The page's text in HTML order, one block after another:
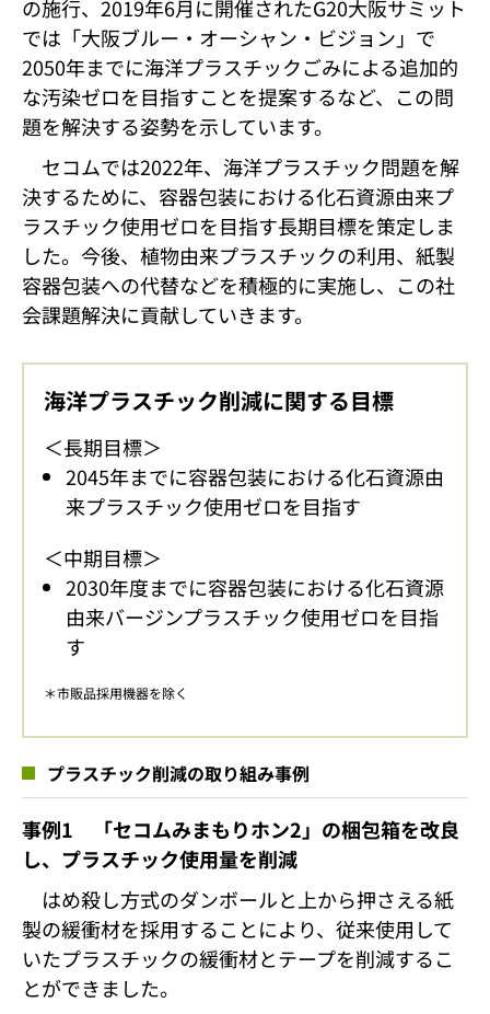
の施行、2019年6月に開催されたG20大阪サミット
では「大阪ブルー・オーシャン・ビジョン」で
2050年までに海洋プラスチックごみによる追加的
な汚染ゼロを目指すことを提案するなど、この問
題を解決する姿勢を示しています。
セコムでは2022年、海洋プラスチック問題を解
決するために、容器包装における化石資源由来プ
ラスチック使用ゼロを目指す長期目標を策定しま
した。今後、植物由来プラスチックの利用、紙製
容器包装への代替などを積極的に実施し、この社
会課題解決に貢献していきます。
海洋プラスチック削減に関する目標
＜長期目標＞
2045年までに容器包装における化石資源由
来プラスチック使用ゼロを目指す
＜中期目標＞
2030年度までに容器包装における化石資源
由来バージンプラスチック使用ゼロを目指
す
＊市販品採用機器を除く
プラスチック削減の取り組み事例
事例1 「セコムみまもりホン2」の梱包箱を改良
し、プラスチック使用量を削減
はめ殺し方式のダンボールと上から押さえる紙
製の緩衝材を採用することにより、従来使用して
いたプラスチックの緩衝材とテープを削減するこ
とができました。